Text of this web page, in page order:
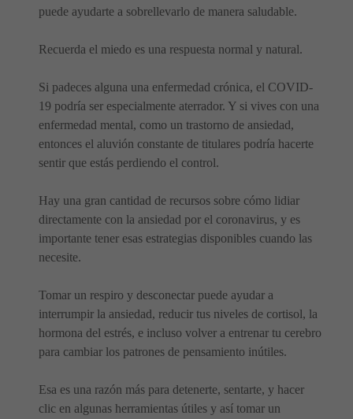
puede ayudarte a sobrellevarlo de manera saludable.
Recuerda el miedo es una respuesta normal y natural.
Si padeces alguna una enfermedad crónica, el COVID-
19 podría ser especialmente aterrador. Y si vives con una
enfermedad mental, como un trastorno de ansiedad,
entonces el aluvión constante de titulares podría hacerte
sentir que estás perdiendo el control.
Hay una gran cantidad de recursos sobre cómo lidiar
directamente con la ansiedad por el coronavirus, y es
importante tener esas estrategias disponibles cuando las
necesite.
Tomar un respiro y desconectar puede ayudar a
interrumpir la ansiedad, reducir tus niveles de cortisol, la
hormona del estrés, e incluso volver a entrenar tu cerebro
para cambiar los patrones de pensamiento inútiles.
Esa es una razón más para detenerte, sentarte, y hacer
clic en algunas herramientas útiles y así tomar un